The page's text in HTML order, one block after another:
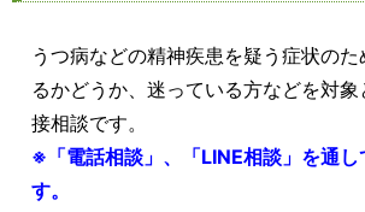
うつ病などの精神疾患を疑う症状の
るかどうか、迷っている方などを対
接相談です。
※「電話相談」、「LINE相談」を通し
す。